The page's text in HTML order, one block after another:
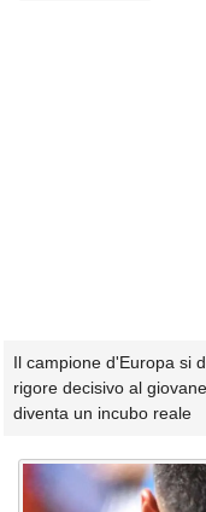
Il campione d'Europa si
rigore decisivo al
diventa un incubo reale